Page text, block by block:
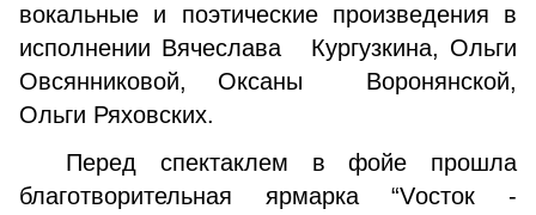
вокальные и поэтические произведения в
исполнении Вячеслава Кургузкина, Ольги
Овсянниковой, Оксаны Воронянской,
Ольги Ряховских.
Перед спектаклем в фойе прошла
благотворительная ярмарка “Vосток -